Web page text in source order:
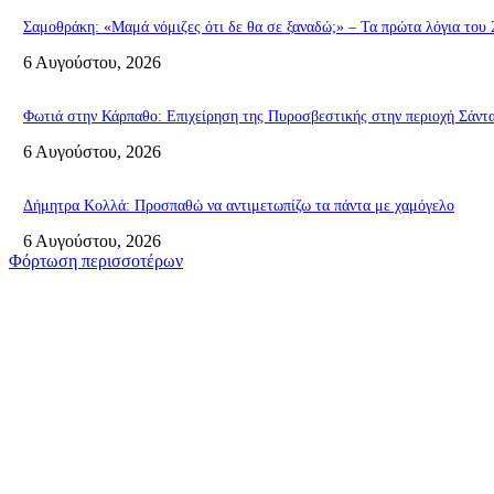
Σαμοθράκη: «Μαμά νόμιζες ότι δε θα σε ξαναδώ;» – Τα πρώτα λόγια του
6 Αυγούστου, 2026
Φωτιά στην Κάρπαθο: Επιχείρηση της Πυροσβεστικής στην περιοχή
6 Αυγούστου, 2026
Δήμητρα Κολλά: Προσπαθώ να αντιμετωπίζω τα πάντα με χαμόγελο
6 Αυγούστου, 2026
Φόρτωση περισσοτέρων